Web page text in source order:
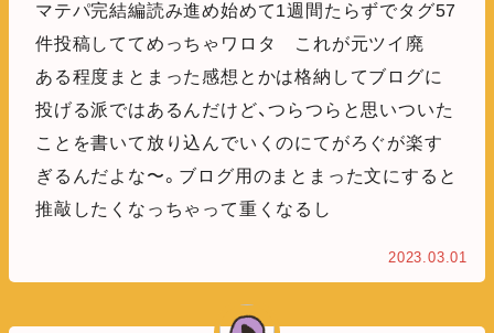
マテパ完結編読み進め始めて1週間たらずでタグ57
件投稿しててめっちゃワロタ これが元ツイ廃
ある程度まとまった感想とかは格納してブログに
投げる派ではあるんだけど、つらつらと思いついた
ことを書いて放り込んでいくのにてがろぐが楽す
ぎるんだよな〜。ブログ用のまとまった文にすると
推敲したくなっちゃって重くなるし
2023.03.01